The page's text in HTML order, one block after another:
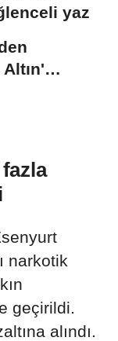
yaz
Altın'
narkotik
geçirildi.
alındı.